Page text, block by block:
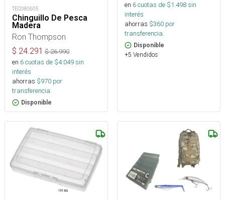
TEC080605
Chinguillo De Pesca
Madera
Ron Thompson
$ 24.291 $26.990
en 6cuotas de $4.049sin
interés
ahorras $970 por
transferencia.
Disponible
en 6cuotas de $1.498sin
interés
ahorras $360 por
transferencia.
Disponible
+5 Vendidos